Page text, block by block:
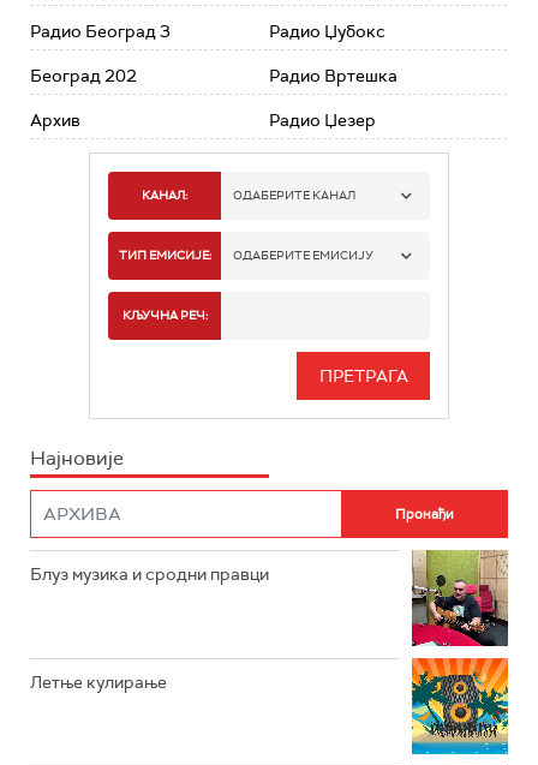
Радио Београд 3
Београд 202
Архив
Радио Џубокс
Радио Вртешка
Радио Џезер
КАНАЛ: ОДАБЕРИТЕ КАНАЛ
РАДИО БЕОГРАД 1
РАДИО БЕОГРАД 3
РАДИО РОКЕНРОЛЕР
ТИП ЕМИСИЈЕ: ОДАБЕРИТЕ ЕМИСИЈУ
ИНФО
КЉУЧНА РЕЧ:
Најновије
Блуз музика и сродни правци
Летње кулирање